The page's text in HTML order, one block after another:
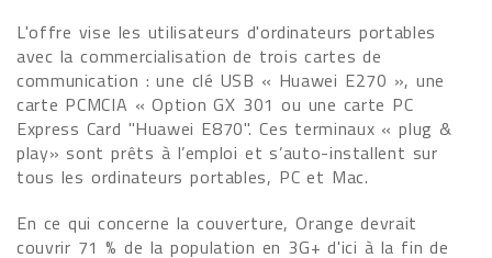
L'offre vise les utilisateurs d'ordinateurs portables
avec la commercialisation de trois cartes de
communication : une clé USB « Huawei E270 », une
carte PCMCIA « Option GX 301 ou une carte PC
Express Card "Huawei E870". Ces terminaux « plug &
play» sont prêts à l’emploi et s’auto-installent sur
tous les ordinateurs portables, PC et Mac.
En ce qui concerne la couverture, Orange devrait
couvrir 71 % de la population en 3G+ d'ici à la fin de